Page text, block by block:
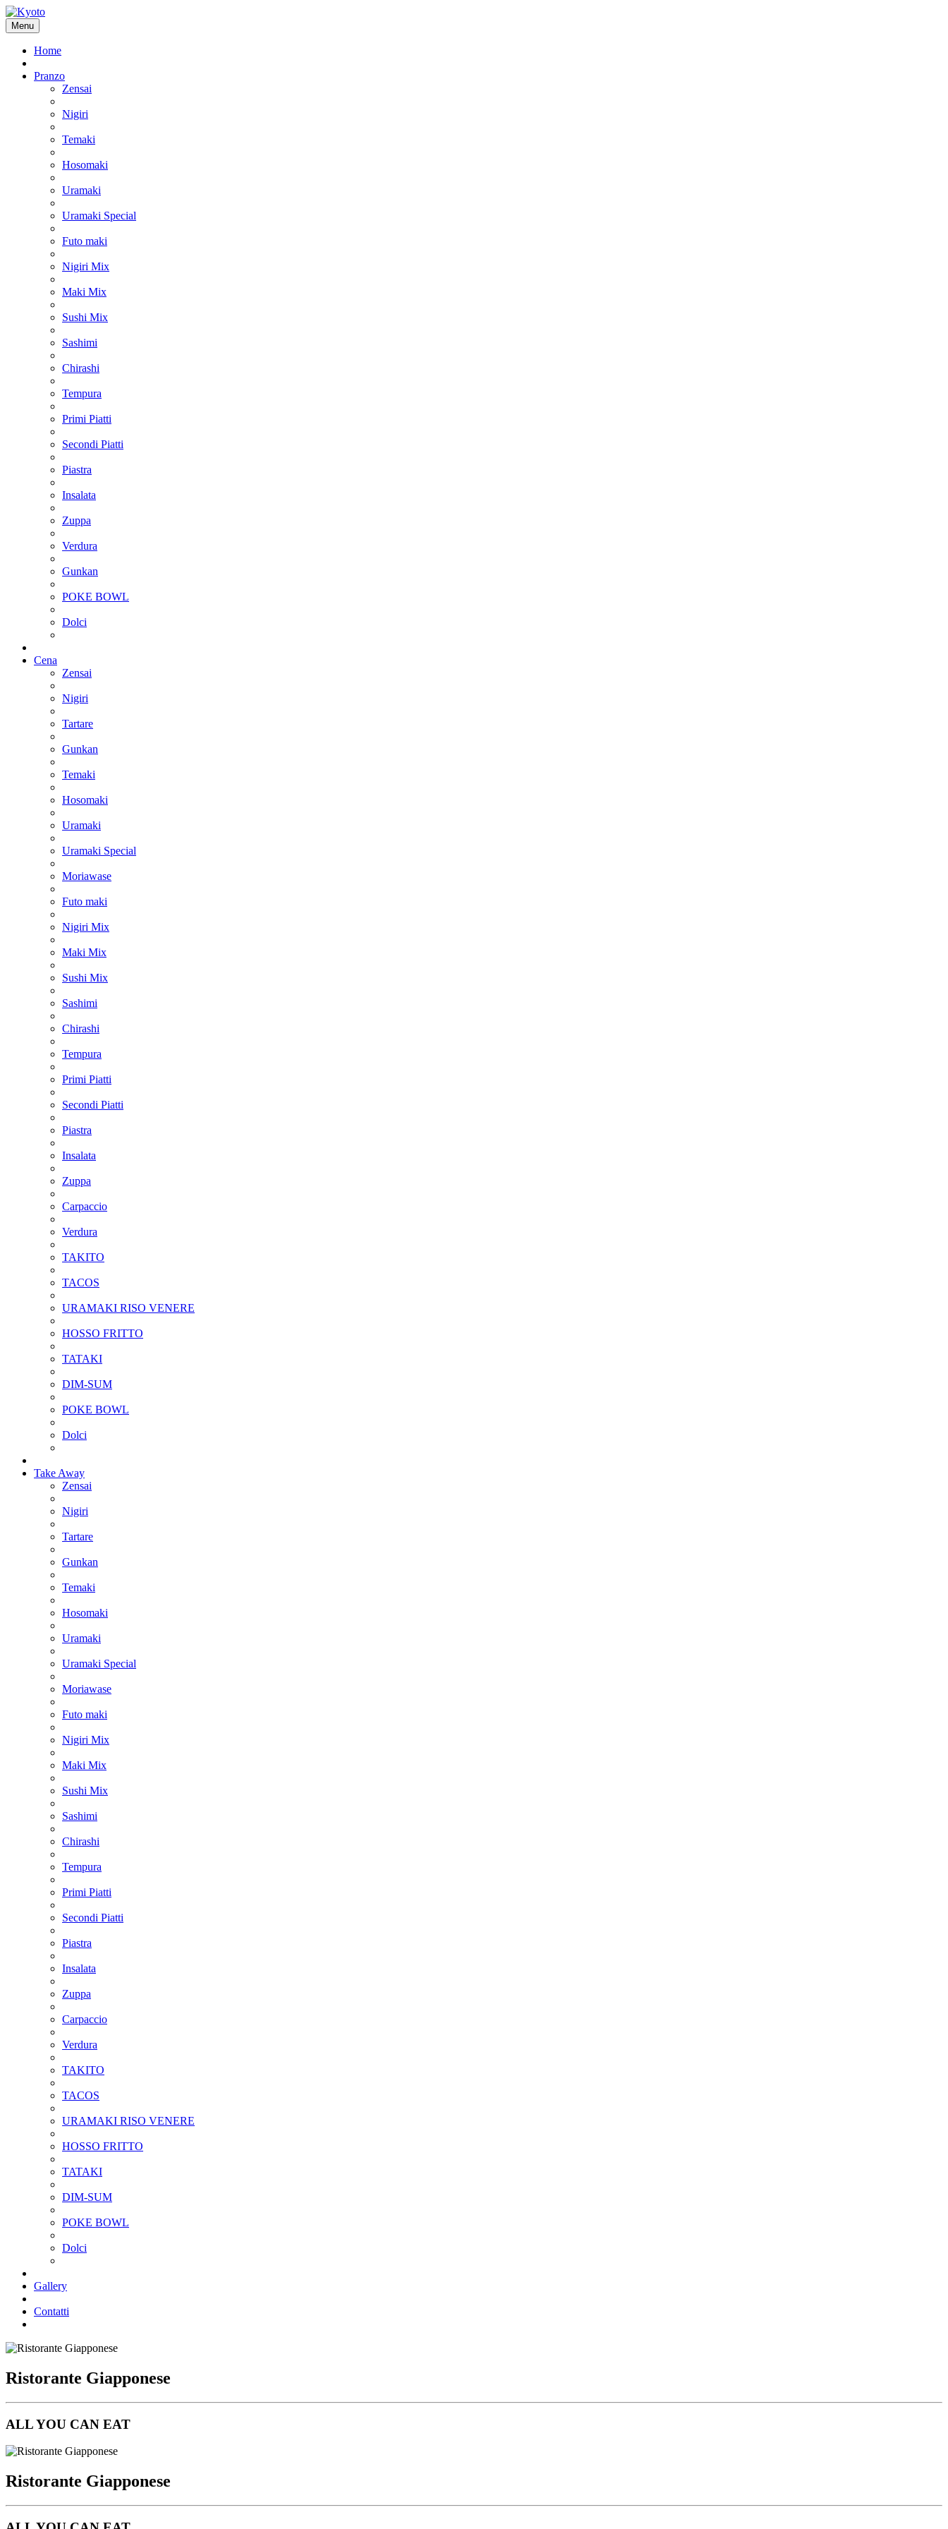
Menu
Home
Pranzo
Zensai
Nigiri
Temaki
Hosomaki
Uramaki
Uramaki Special
Futo maki
Nigiri Mix
Maki Mix
Sushi Mix
Sashimi
Chirashi
Tempura
Primi Piatti
Secondi Piatti
Piastra
Insalata
Zuppa
Verdura
Gunkan
POKE BOWL
Dolci
Cena
Zensai
Nigiri
Tartare
Gunkan
Temaki
Hosomaki
Uramaki
Uramaki Special
Moriawase
Futo maki
Nigiri Mix
Maki Mix
Sushi Mix
Sashimi
Chirashi
Tempura
Primi Piatti
Secondi Piatti
Piastra
Insalata
Zuppa
Carpaccio
Verdura
TAKITO
TACOS
URAMAKI RISO VENERE
HOSSO FRITTO
TATAKI
DIM-SUM
POKE BOWL
Dolci
Take Away
Zensai
Nigiri
Tartare
Gunkan
Temaki
Hosomaki
Uramaki
Uramaki Special
Moriawase
Futo maki
Nigiri Mix
Maki Mix
Sushi Mix
Sashimi
Chirashi
Tempura
Primi Piatti
Secondi Piatti
Piastra
Insalata
Zuppa
Carpaccio
Verdura
TAKITO
TACOS
URAMAKI RISO VENERE
HOSSO FRITTO
TATAKI
DIM-SUM
POKE BOWL
Dolci
Gallery
Contatti
Ristorante Giapponese
ALL YOU CAN EAT
Ristorante Giapponese